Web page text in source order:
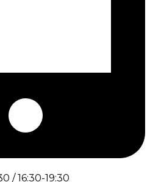
/ 16:30-19:30